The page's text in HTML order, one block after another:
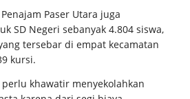
Paser Utara juga
SD Negeri sebanyak 4.804 siswa,
tersebar di empat kecamatan
kursi.
khawatir menyekolahkan